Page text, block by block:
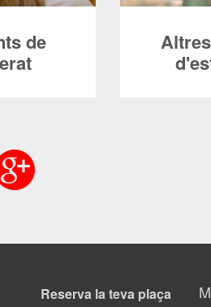
de
compte els
de
Integral,
Reserva la teva plaça